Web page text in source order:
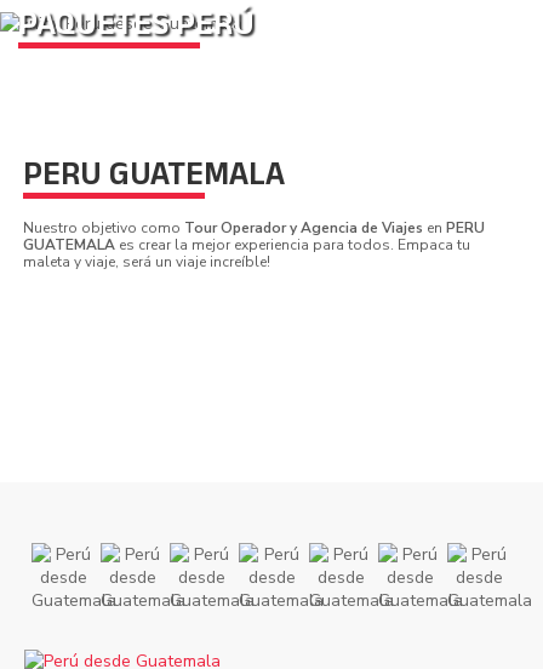
PAQUETES PERÚ
PERU GUATEMALA
Nuestro objetivo como Tour Operador y Agencia de Viajes en PERU
GUATEMALA es crear la mejor experiencia para todos. Empaca tu
maleta y viaje, será un viaje increíble!